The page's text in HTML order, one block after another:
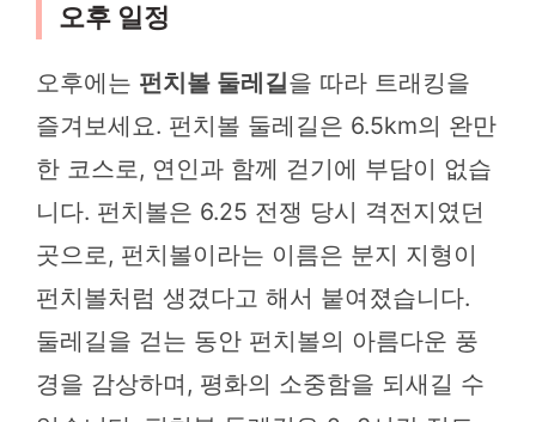
오후 일정
오후에는 펀치볼 둘레길을 따라 트래킹을
즐겨보세요. 펀치볼 둘레길은 6.5km의 완만
한 코스로, 연인과 함께 걷기에 부담이 없습
니다. 펀치볼은 6.25 전쟁 당시 격전지였던
곳으로, 펀치볼이라는 이름은 분지 지형이
펀치볼처럼 생겼다고 해서 붙여졌습니다.
둘레길을 걷는 동안 펀치볼의 아름다운 풍
경을 감상하며, 평화의 소중함을 되새길 수